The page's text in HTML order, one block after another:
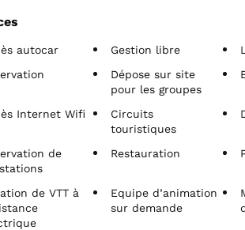
autocar Gestion libre
Dépose sur site
pour les groupes
Internet Wifi
Circuits
touristiques
de
Restauration
de VTT à
Equipe d’animation
sur demande